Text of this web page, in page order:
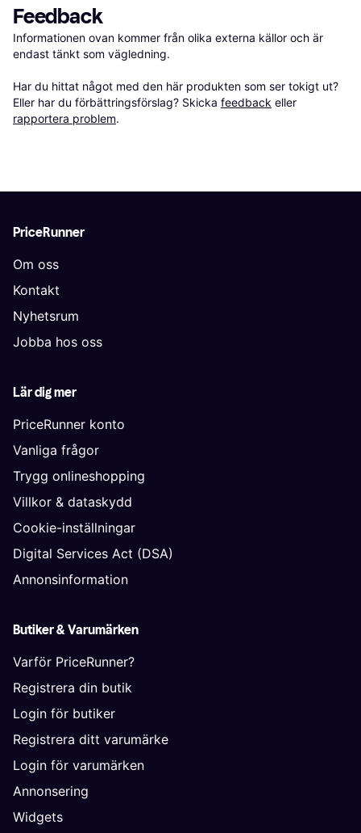
Feedback
Informationen ovan kommer från olika externa källor och är
endast tänkt som vägledning.
Har du hittat något med den här produkten som ser tokigt ut?
Eller har du förbättringsförslag? Skicka feedback eller
rapportera problem.
PriceRunner
Om oss
Kontakt
Nyhetsrum
Jobba hos oss
Lär dig mer
PriceRunner konto
Vanliga frågor
Trygg onlineshopping
Villkor & dataskydd
Cookie-inställningar
Digital Services Act (DSA)
Annonsinformation
Butiker & Varumärken
Varför PriceRunner?
Registrera din butik
Login för butiker
Registrera ditt varumärke
Login för varumärken
Annonsering
Widgets